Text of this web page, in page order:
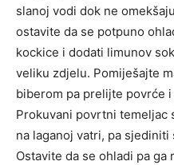
slanoj vodi dok ne
ostavite da se potpuno
kockice i dodati limunov
veliku zdjelu. Pomiješajte
biberom pa prelijte povrće
Prokuvani povrtni temeljac
na laganoj vatri, pa sjediniti
Ostavite da se ohladi pa